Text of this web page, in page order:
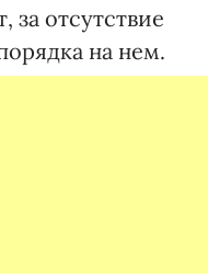
за отсутствие
на нем.